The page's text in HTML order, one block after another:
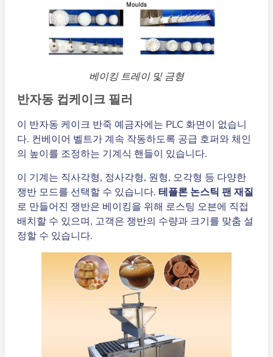
베이킹 트레이 및 금형
반자동 컵케이크 필러
이 반자동 케이크 반죽 예금자에는 PLC 화면이 없습니
다. 컨베이어 벨트가 계속 작동하도록 공급 호퍼와 체인
의 높이를 조정하는 기계식 핸들이 있습니다.
이 기계는 직사각형, 정사각형, 원형, 오각형 등 다양한
쟁반 모드를 선택할 수 있습니다. 테플론 논스틱 팬 재질
로 만들어진 쟁반은 베이킹을 위해 로스팅 오븐에 직접
배치할 수 있으며, 고객은 쟁반의 수량과 크기를 맞춤 설
정할 수 있습니다.